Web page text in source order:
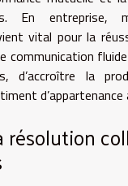
En entreprise,
vital pour la
communication
d’accroître la
d’appartenance
résolution